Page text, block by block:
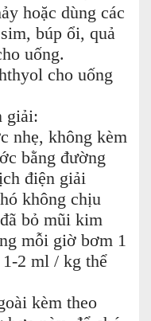
hoặc dùng các
búp ổi, quả
uống.
cho uống
giải:
nhẹ, không kèm
bằng đường
điện giải
không chịu
bỏ mũi kim
mỗi giờ bơm 1
2 ml / kg thể
kèm theo